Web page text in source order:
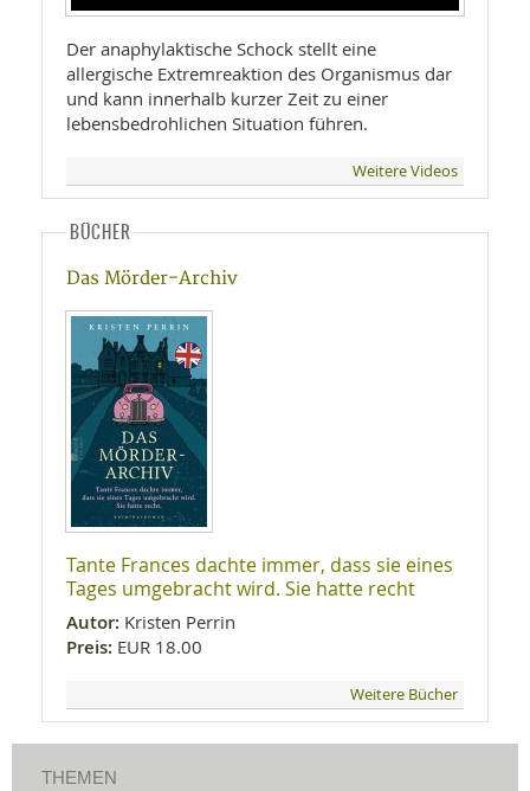
Der anaphylaktische Schock stellt eine
allergische Extremreaktion des Organismus dar
und kann innerhalb kurzer Zeit zu einer
lebensbedrohlichen Situation führen.
Weitere Videos
BÜCHER
Das Mörder-Archiv
Tante Frances dachte immer, dass sie eines
Tages umgebracht wird. Sie hatte recht
Autor: Kristen Perrin
Preis: EUR 18.00
Weitere Bücher
THEMEN